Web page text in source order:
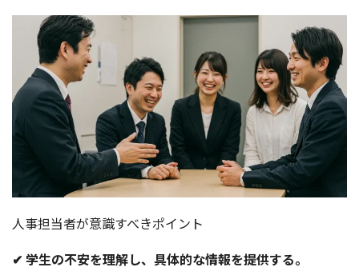
人事担当者が意識すべきポイント
✔ 学生の不安を理解し、具体的な情報を提供する。